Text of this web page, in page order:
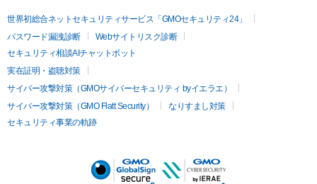
世界初総合ネットセキュリティサービス「GMOセキュリティ24」
パスワード漏洩診断
Webサイトリスク診断
セキュリティ相談AIチャットボット
実在証明・盗聴対策
サイバー攻撃対策（GMOサイバーセキュリティ byイエラエ）
サイバー攻撃対策（GMO Flatt Security）
なりすまし対策
セキュリティ事業の軌跡